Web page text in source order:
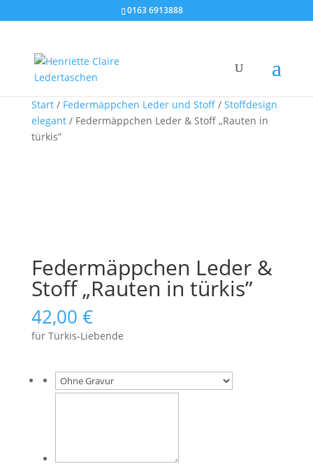
0163 6913888
Start/ Federmäppchen Leder und Stoff/ Stoffdesign
elegant/ Federmäppchen Leder & Stoff „Rauten in
türkis”
Federmäppchen Leder &
Stoff „Rauten in türkis”
42,00 €
für Türkis-Liebende